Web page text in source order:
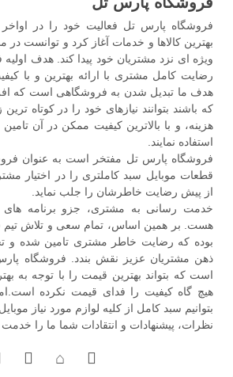
بهترین کالاها و خدمات آغاز کرد و توانست در
ویژه ای نزد مشتریان خود پیدا کند. هدف
رضایت کامل مشتری با ارائه بهترین و با
هدف ما تبدیل شدن به فروشگاهی است که
که باشند بتوانند نیازهای خود را در کوتاه
هزینه، و با بالاترین کیفیت ممکن در آن
استفاده نمایند.
فروشگاه پارس تل مفتخر است به عنوان
قطعات موبایل سبد کاملتری را در اختیار
از پیش رضایت خاطرشان را جلب نماید.
خدمت رسانی به مشتری، جزو برنامه های
هست. بر همین اساس، تمام سعی و تلاش تیم
بوده که رضایت خاطر مشتری تامین شده و
ذهن مشتریان عزیز نقش بندد. فروشگاه
است که بتواند بهترین قیمت را با توجه به
هیچ گاه کیفیت را فدای قیمت نکرده
بتوانیم سبد کامل از کلیه لوازم مورد نیاز
نظرات، پیشنهادات و انتقادات شما ما را